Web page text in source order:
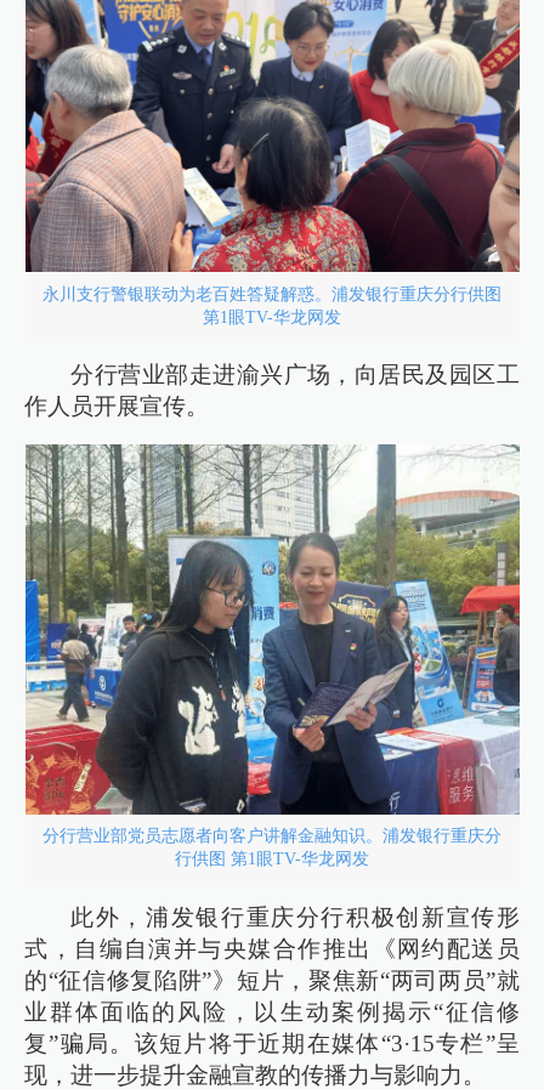
永川支行警银联动为老百姓答疑解惑。浦发银行重庆分行供图
第1眼TV-华龙网发
分行营业部走进渝兴广场，向居民及园区工
作人员开展宣传。
分行营业部党员志愿者向客户讲解金融知识。浦发银行重庆分
行供图 第1眼TV-华龙网发
此外，浦发银行重庆分行积极创新宣传形
式，自编自演并与央媒合作推出《网约配送员
的“征信修复陷阱”》短片，聚焦新“两司两员”就
业群体面临的风险，以生动案例揭示“征信修
复”骗局。该短片将于近期在媒体“3·15专栏”呈
现，进一步提升金融宣教的传播力与影响力。